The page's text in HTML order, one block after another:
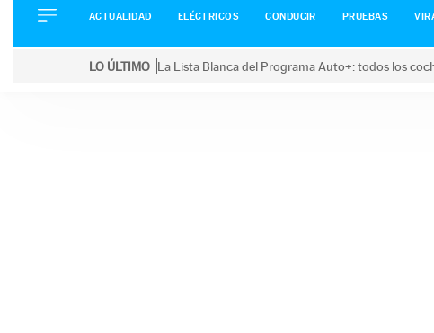
CONDUCIR
ACTUALIDAD ELÉCTRICOS CONDUCIR PRUEBAS
LO ÚLTIMO La Lista Blanca del Programa Auto+: todos los